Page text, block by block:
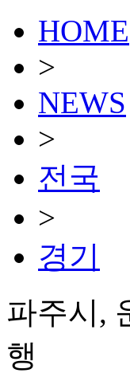
HOME
>
NEWS
>
전국
>
경기
파주시,
행